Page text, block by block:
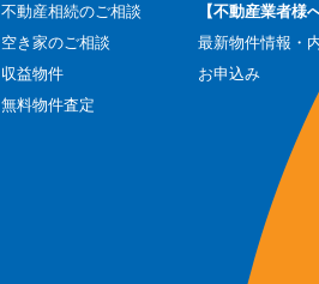
不動産相続のご相談
空き家のご相談
収益物件
無料物件査定
【不動産業者様へ
最新物件情報・
お申込み